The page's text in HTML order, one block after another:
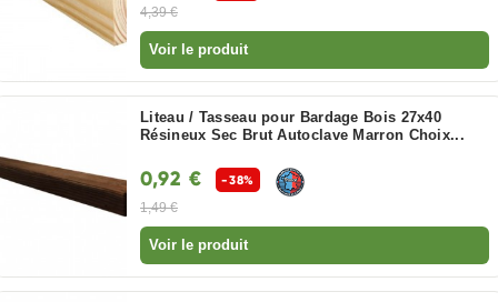
4,39 €
Voir le produit
Liteau / Tasseau pour Bardage Bois 27x40
Résineux Sec Brut Autoclave Marron Choix...
0,92 €
-38%
1,49 €
Voir le produit